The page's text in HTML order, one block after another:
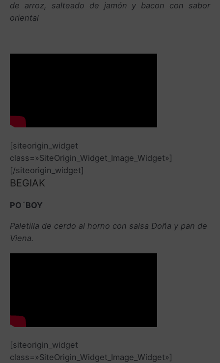
de arroz, salteado de jamón y bacon con sabor
oriental
[siteorigin_widget
class=»SiteOrigin_Widget_Image_Widget»]
[/siteorigin_widget]
BEGIAK
PO´BOY
Paletilla de cerdo al horno con salsa Doña y pan de
Viena.
[siteorigin_widget
class=»SiteOrigin_Widget_Image_Widget»]